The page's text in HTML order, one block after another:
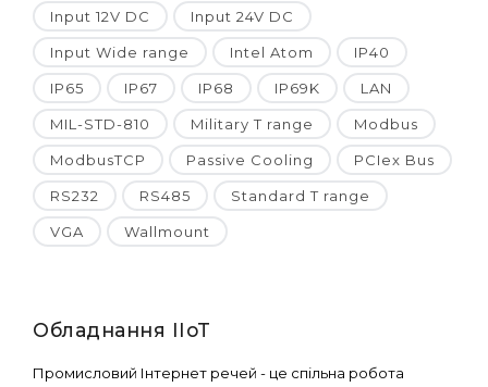
Input 12V DC Input 24V DC
Input Wide range Intel Atom IP40
IP65 IP67 IP68 IP69K LAN
MIL-STD-810 Military T range Modbus
ModbusTCP Passive Cooling PCIex Bus
RS232 RS485 Standard T range
VGA Wallmount
Обладнання IIoT
Промисловий Інтернет речей - це спільна робота